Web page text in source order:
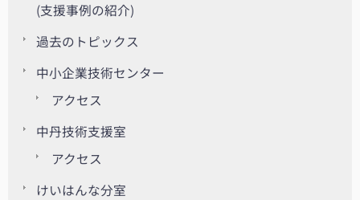
(支援事例の紹介)
過去のトピックス
中小企業技術センター
アクセス
中丹技術支援室
アクセス
けいはんな分室